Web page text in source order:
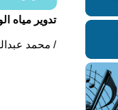
تدوير مياه
محمد عبداللـه العليان /